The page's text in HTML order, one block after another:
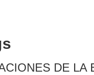
DE LA